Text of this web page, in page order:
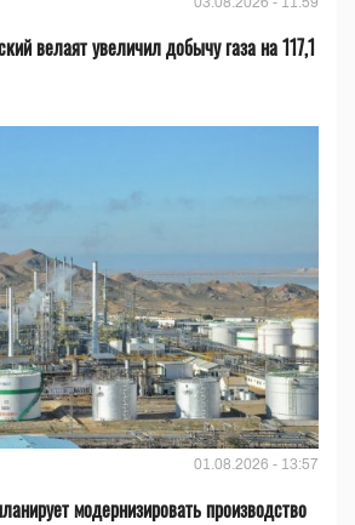
велаят увеличил добычу газа на 117,1
01.08.2026 - 13:57
модернизировать производство